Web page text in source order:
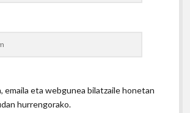
emaila eta webgunea bilatzaile honetan
hurrengorako.